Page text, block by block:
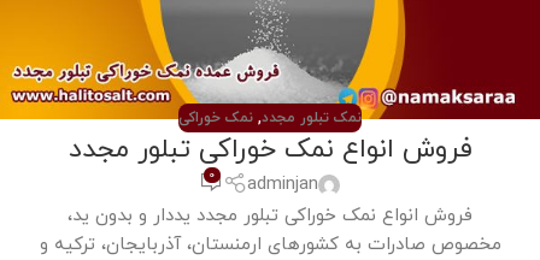
نمک تبلور مجدد, نمک خوراکی
فروش انواع نمک خوراکی تبلور مجدد
adminjan
0
فروش انواع نمک خوراکی تبلور مجدد یددار و بدون ید،
مخصوص صادرات به کشورهای ارمنستان، آذربایجان، ترکیه و